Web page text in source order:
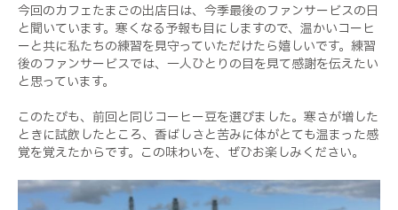
今回のカフェたまごの出店日は、今季最後のファンサービスの日
と聞いています。寒くなる予報も目にしますので、温かいコーヒ
ーと共に私たちの練習を見守っていただけたら嬉しいです。練習
後のファンサービスでは、一人ひとりの目を見て感謝を伝えたい
と思っています。
このたびも、前回と同じコーヒー豆を選びました。寒さが増した
ときに試飲したところ、香ばしさと苦みに体がとても温まった感
覚を覚えたからです。この味わいを、ぜひお楽しみください。